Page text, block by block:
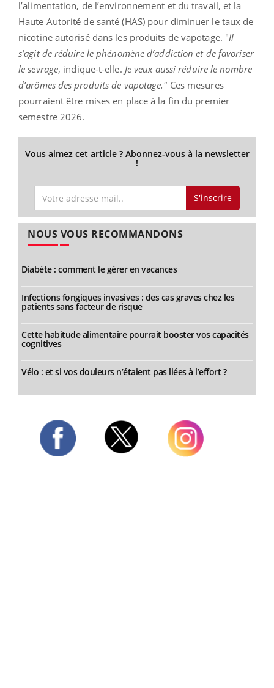
l’alimentation, de l’environnement et du travail, et la
Haute Autorité de santé (HAS) pour diminuer le taux de
nicotine autorisé dans les produits de vapotage. "Il
s’agit de réduire le phénomène d’addiction et de favoriser
le sevrage, indique-t-elle. Je veux aussi réduire le nombre
d’arômes des produits de vapotage." Ces mesures
pourraient être mises en place à la fin du premier
semestre 2026.
Vous aimez cet article ? Abonnez-vous à la newsletter
!
S'inscrire
NOUS VOUS RECOMMANDONS
Diabète : comment le gérer en vacances
Infections fongiques invasives : des cas graves chez les
patients sans facteur de risque
Cette habitude alimentaire pourrait booster vos capacités
cognitives
Vélo : et si vos douleurs n’étaient pas liées à l’effort ?